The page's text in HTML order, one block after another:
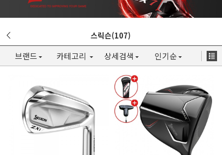
스릭슨(107)
브랜드 카테고리 상세검색 인기순